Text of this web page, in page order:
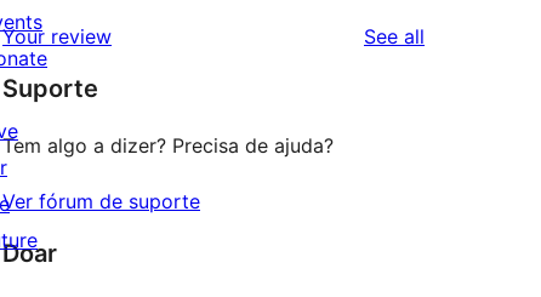
reviews
1-
star
reviews
Your review See all
Suporte
Tem algo a dizer? Precisa de ajuda?
Ver fórum de suporte
Doar